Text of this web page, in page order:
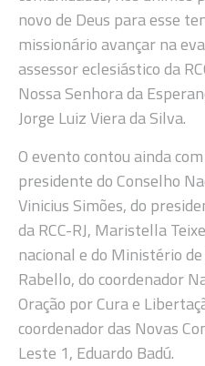
novo de Deus para esse
missionário avançar na
assessor eclesiástico da
Nossa Senhora da
Jorge Luiz Viera da Silva.
O evento contou ainda
presidente do Conselho
Vinicius Simões, do
da RCC-RJ, Maristella
nacional e do Ministério
Rabello, do coordenador
Oração por Cura e
coordenador das Novas
Leste 1, Eduardo Badú.